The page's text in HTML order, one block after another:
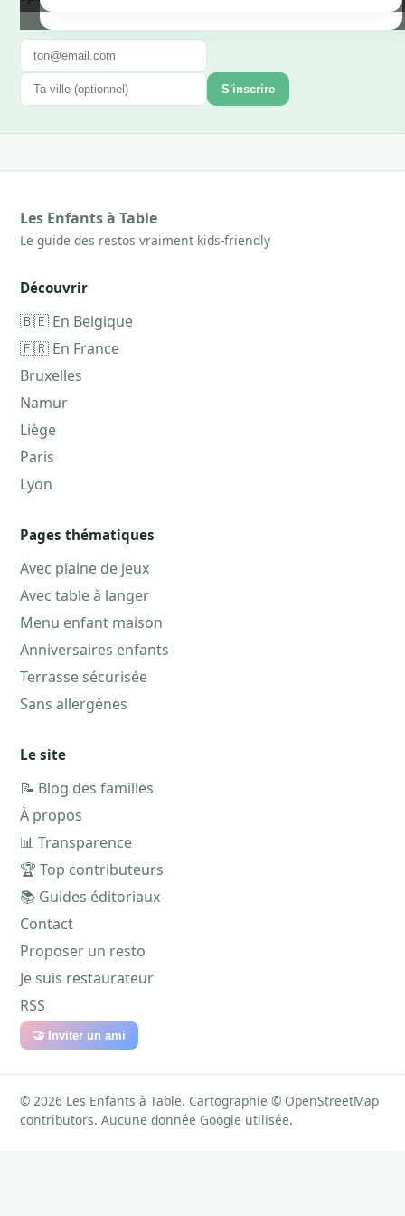
S'inscrire
Les Enfants à Table
Le guide des restos vraiment kids-friendly
Découvrir
🇧🇪 En Belgique
🇫🇷 En France
Bruxelles
Namur
Liège
Paris
Lyon
Pages thématiques
Avec plaine de jeux
Avec table à langer
Menu enfant maison
Anniversaires enfants
Terrasse sécurisée
Sans allergènes
Le site
📝 Blog des familles
À propos
📊 Transparence
🏆 Top contributeurs
📚 Guides éditoriaux
Contact
Proposer un resto
Je suis restaurateur
RSS
🤝 Inviter un ami
© 2026 Les Enfants à Table. Cartographie © OpenStreetMap
contributors. Aucune donnée Google utilisée.